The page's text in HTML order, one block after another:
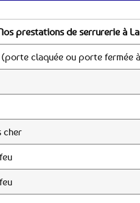
prestations de serrurerie à
claquée ou porte fermée
cher